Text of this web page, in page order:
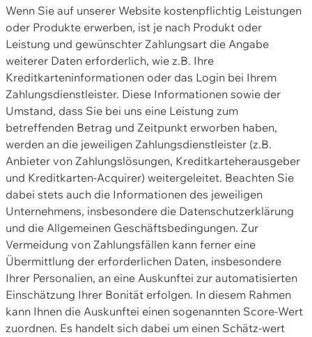
Wenn Sie auf unserer Website kostenpflichtig Leistungen
oder Produkte erwerben, ist je nach Produkt oder
Leistung und gewünschter Zahlungsart die Angabe
weiterer Daten erforderlich, wie z.B. Ihre
Kreditkarteninformationen oder das Login bei Ihrem
Zahlungsdienstleister. Diese Informationen sowie der
Umstand, dass Sie bei uns eine Leistung zum
betreffenden Betrag und Zeitpunkt erworben haben,
werden an die jeweiligen Zahlungsdienstleister (z.B.
Anbieter von Zahlungslösungen, Kreditkarteherausgeber
und Kreditkarten-Acquirer) weitergeleitet. Beachten Sie
dabei stets auch die Informationen des jeweiligen
Unternehmens, insbesondere die Datenschutzerklärung
und die Allgemeinen Geschäftsbedingungen. Zur
Vermeidung von Zahlungsfällen kann ferner eine
Übermittlung der erforderlichen Daten, insbesondere
Ihrer Personalien, an eine Auskunftei zur automatisierten
Einschätzung Ihrer Bonität erfolgen. In diesem Rahmen
kann Ihnen die Auskunftei einen sogenannten Score-Wert
zuordnen. Es handelt sich dabei um einen Schätz-wert